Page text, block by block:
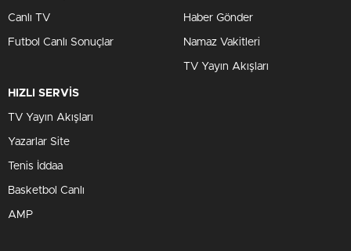
Canlı TV
Futbol Canlı Sonuçlar
Haber Gönder
Namaz Vakitleri
TV Yayın Akışları
HIZLI SERVİS
TV Yayın Akışları
Yazarlar Site
Tenis İddaa
Basketbol Canlı
AMP